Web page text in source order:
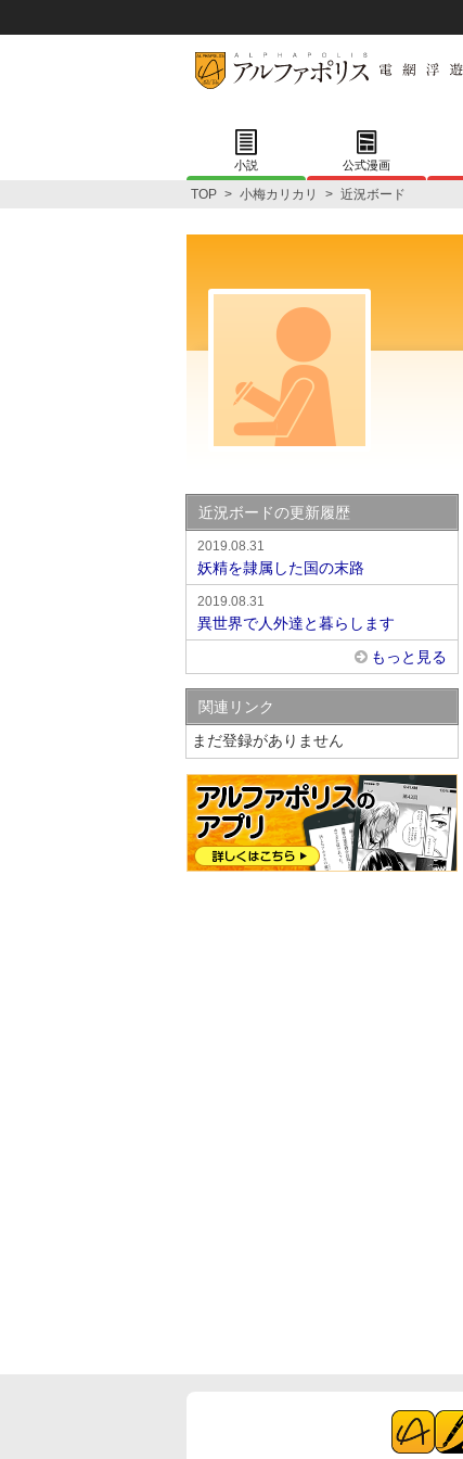
小説 公式漫画
TOP > 小梅カリカリ > 近況ボード
近況ボードの更新履歴
2019.08.31
妖精を隷属した国の末路
2019.08.31
異世界で人外達と暮らします
もっと見る
関連リンク
まだ登録がありません